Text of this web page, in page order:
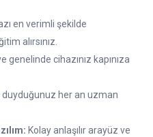
en verimli şekilde
alırsınız.
genelinde cihazınız kapınıza
duyduğunuz her an uzman
Kolay anlaşılır arayüz ve